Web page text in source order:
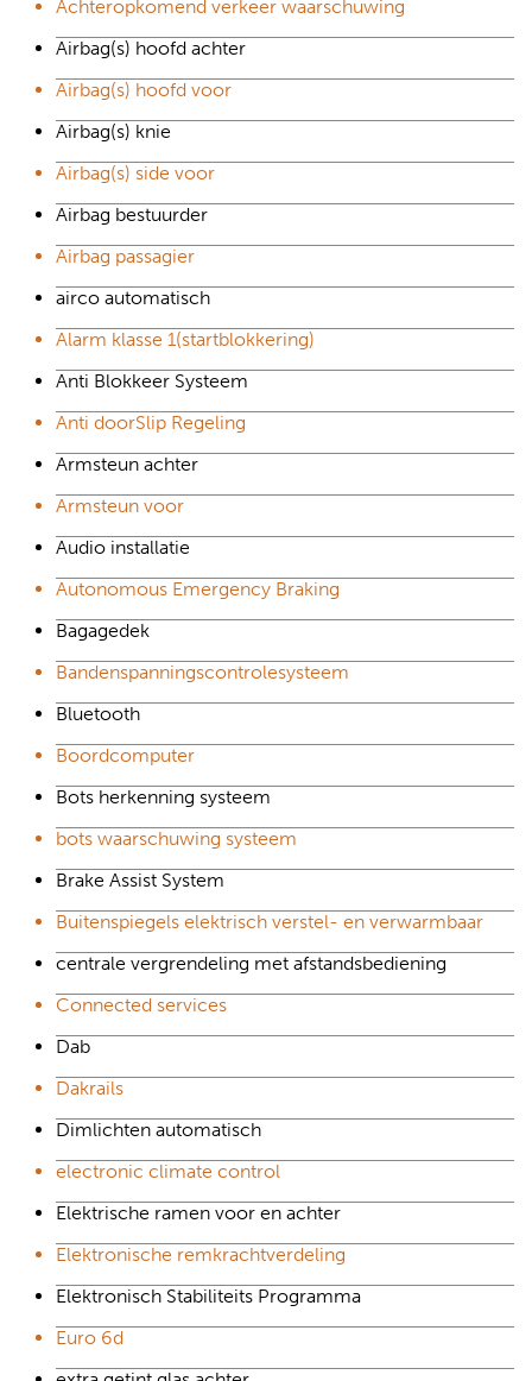
Achteropkomend verkeer waarschuwing
Airbag(s) hoofd achter
Airbag(s) hoofd voor
Airbag(s) knie
Airbag(s) side voor
Airbag bestuurder
Airbag passagier
airco automatisch
Alarm klasse 1(startblokkering)
Anti Blokkeer Systeem
Anti doorSlip Regeling
Armsteun achter
Armsteun voor
Audio installatie
Autonomous Emergency Braking
Bagagedek
Bandenspanningscontrolesysteem
Bluetooth
Boordcomputer
Bots herkenning systeem
bots waarschuwing systeem
Brake Assist System
Buitenspiegels elektrisch verstel- en verwarmbaar
centrale vergrendeling met afstandsbediening
Connected services
Dab
Dakrails
Dimlichten automatisch
electronic climate control
Elektrische ramen voor en achter
Elektronische remkrachtverdeling
Elektronisch Stabiliteits Programma
Euro 6d